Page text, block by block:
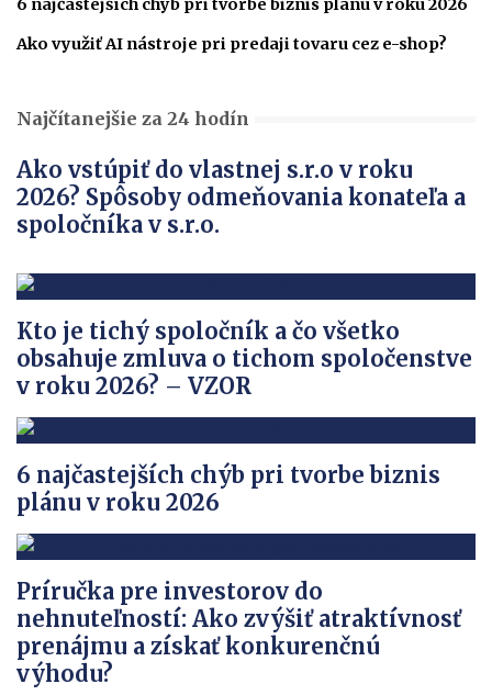
6 najčastejších chýb pri tvorbe biznis plánu v roku 2026
Ako využiť AI nástroje pri predaji tovaru cez e-shop?
Najčítanejšie za 24 hodín
Ako vstúpiť do vlastnej s.r.o v roku
2026? Spôsoby odmeňovania konateľa a
spoločníka v s.r.o.
Kto je tichý spoločník a čo všetko
obsahuje zmluva o tichom spoločenstve
v roku 2026? – VZOR
6 najčastejších chýb pri tvorbe biznis
plánu v roku 2026
Príručka pre investorov do
nehnuteľností: Ako zvýšiť atraktívnosť
prenájmu a získať konkurenčnú
výhodu?